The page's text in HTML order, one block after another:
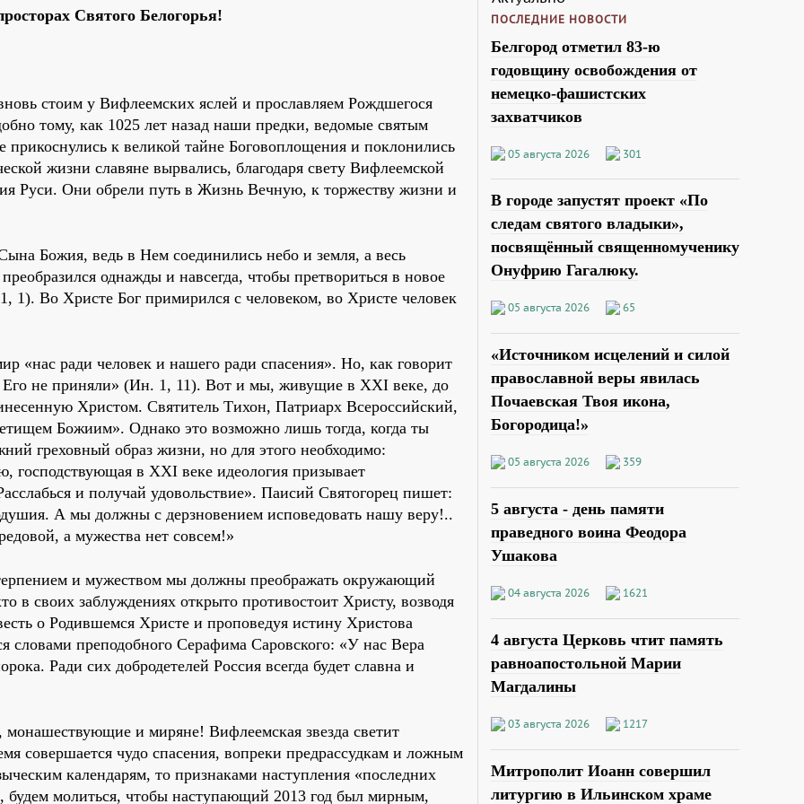
Святого Белогорья!
стоим у Вифлеемских яслей и прославляем Рождшегося
тому, как 1025 лет назад наши предки, ведомые святым
к великой тайне Боговоплощения и поклонились
жизни славяне вырвались, благодаря свету Вифлеемской
Руси. Они обрели путь в Жизнь Вечную, к торжеству жизни и
Божия, ведь в Нем соединились небо и земля, а весь
однажды и навсегда, чтобы претвориться в новое
1). Во Христе Бог примирился с человеком, во Христе человек
«нас ради человек и нашего ради спасения». Но, как говорит
не приняли» (Ин. 1, 11). Вот и мы, живущие в XXI веке, до
Христом. Святитель Тихон, Патриарх Всероссийский,
Божиим». Однако это возможно лишь тогда, когда ты
греховный образ жизни, но для этого необходимо:
господствующая в XXI веке идеология призывает
и получай удовольствие». Паисий Святогорец пишет:
А мы должны с дерзновением исповедовать нашу веру!..
а мужества нет совсем!»
и мужеством мы должны преображать окружающий
в своих заблуждениях открыто противостоит Христу, возводя
о Родившемся Христе и проповедуя истину Христова
словами преподобного Серафима Саровского: «У нас Вера
Ради сих добродетелей Россия всегда будет славна и
и миряне! Вифлеемская звезда светит
совершается чудо спасения, вопреки предрассудкам и ложным
календарям, то признаками наступления «последних
будем молиться, чтобы наступающий 2013 год был мирным,
ПОСЛЕДНИЕ НОВОСТИ
Белгород отметил 83-ю
годовщину освобождения от
немецко-фашистских
захватчиков
05 августа 2026 301
В городе запустят проект «По
следам святого владыки»,
посвящённый священномученику
Онуфрию Гагалюку.
05 августа 2026 65
«Источником исцелений и силой
православной веры явилась
Почаевская Твоя икона,
Богородица!»
05 августа 2026 359
5 августа - день памяти
праведного воина Феодора
Ушакова
04 августа 2026 1621
4 августа Церковь чтит память
равноапостольной Марии
Магдалины
03 августа 2026 1217
Митрополит Иоанн совершил
литургию в Ильинском храме